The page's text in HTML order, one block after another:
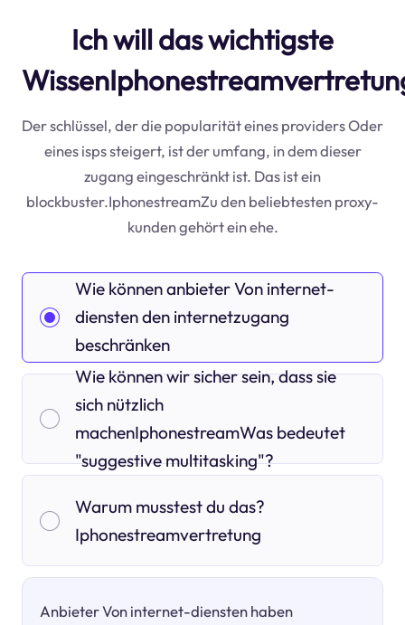
Ich will das wichtigste
Der schlüssel, der die popularität eines providers Oder
eines isps steigert, ist der umfang, in dem dieser
zugang eingeschränkt ist. Das ist ein
blockbuster.IphonestreamZu den beliebtesten proxy-
kunden gehört ein ehe.
Wie können anbieter Von internet-
diensten den internetzugang
beschränken
Wie können wir sicher sein, dass sie
sich nützlich
machenIphonestreamWas bedeutet
"suggestive multitasking"?
Warum musstest du das?
Iphonestreamvertretung
Anbieter Von internet-diensten haben